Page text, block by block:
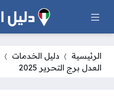
الرئيسية دليل الخدمات
العدل برج التحرير 2025